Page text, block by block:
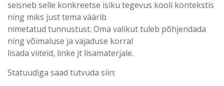
seisneb selle konkreetse isiku tegevus kooli kontekstis
ning miks just tema väärib
nimetatud tunnustust. Oma valikut tuleb põhjendada
ning võimaluse ja vajaduse korral
lisada viiteid, linke jt lisamaterjale.
Statuudiga saad tutvuda siin: